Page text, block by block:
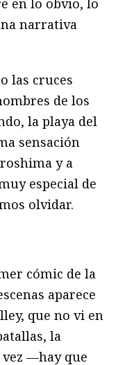
en lo obvio, lo
narrativa
las cruces
de los
la playa del
sensación
y a
especial de
olvidar.
cómic de la
aparece
que no vi en
la
—hay que